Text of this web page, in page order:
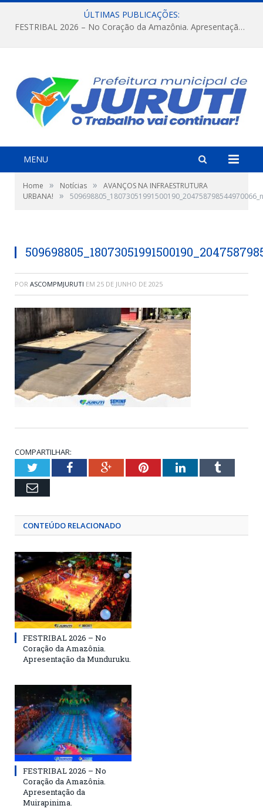
ÚLTIMAS PUBLICAÇÕES:
FESTRIBAL 2026 – No Coração da Amazônia. Apresentação da Munduruku.
MENU
Home » Notícias »
AVANÇOS NA INFRAESTRUTURA
URBANA!
» 509698805_18073051991500190_204758798544970066_n
POR ASCOMPMJURUTI EM 25 DE JUNHO DE 2025
COMPARTILHAR:
TwitterFacebookGoogle+PinterestLinkedInTumblr
Email
CONTEÚDO RELACIONADO
FESTRIBAL 2026 – No
Coração da Amazônia.
Apresentação da Munduruku.
FESTRIBAL 2026 – No
Coração da Amazônia.
Apresentação da
Muirapinima.